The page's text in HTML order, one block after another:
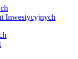
Inwestycyjnych